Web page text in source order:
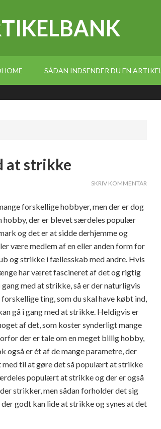
SÅDAN INDSENDER DU EN ARTIKEL
at strikke
SKRIV KOMMENTAR
forskellige hobbyer, men der er dog
hobby, der er blevet særdeles populær
og det er at sidde derhjemme og
være medlem af en eller anden form for
og strikke i fællesskab med andre. Hvis
har været fascineret af det og rigtig
gang med at strikke, så er der naturligvis
ting, som du skal have købt ind,
gå i gang med at strikke. Heldigvis er
af det, som koster synderligt mange
der er tale om en meget billig hobby,
også er ét af de mange parametre, der
til at gøre det så populært at strikke
populært at strikke og der er også
strikker, men sådan forholder det sig
godt kan lide at strikke og synes at det